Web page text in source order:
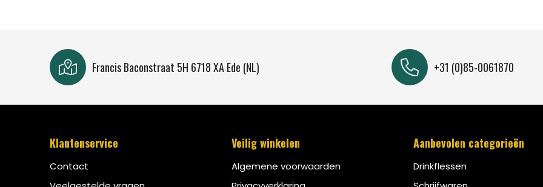
Francis Baconstraat 5H 6718 XA Ede (NL) +31 (0)85-0061870
Klantenservice
Contact
Veilig winkelen
Algemene voorwaarden
Aanbevolen categorieën
Drinkflessen